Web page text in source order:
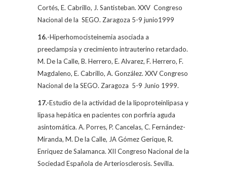
Cortés, E. Cabrillo, J. Santisteban. XXV Congreso
Nacional de la SEGO. Zaragoza 5-9 junio1999
16.-Hiperhomocisteinemia asociada a
preeclampsia y crecimiento intrauterino retardado.
M. Dela Calle, B. Herrero, E. Alvarez, F. Herrero, F.
Magdaleno, E. Cabrillo, A. González. XXV Congreso
Nacional de la SEGO. Zaragoza 5-9 Junio 1999.
17.-Estudio de la actividad de la lipoproteinlipasa y
lipasa hepática en pacientes con porfiria aguda
asintomática. A. Porres, P. Cancelas, C. Fernández-
Miranda, M. De la Calle, JA Gómez Gerique, R.
Enriquez de Salamanca. XII Congreso Nacional de la
Sociedad Española de Arteriosclerosis. Sevilla.